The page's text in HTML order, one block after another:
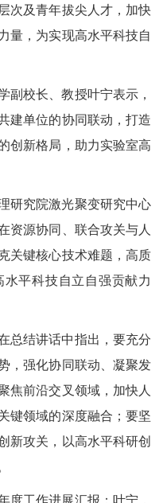
次及青年拔尖人才，加快
量，为实现高水平科技自
副校长、教授叶宁表示，
建单位的协同联动，打造
创新格局，助力实验室高
研究院激光聚变研究中心
资源协同、联合攻关与人
关键核心技术难题，高质
平科技自立自强贡献力
总结讲话中指出，要充分
，强化协同联动、凝聚发
焦前沿交叉领域，加快人
键领域的深度融合；要坚
新攻关，以高水平科研创
度工作进展汇报；叶宁，